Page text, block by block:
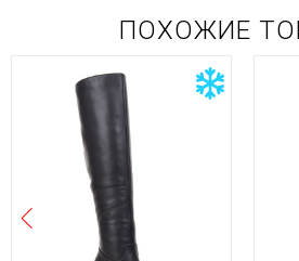
ПОХОЖИЕ